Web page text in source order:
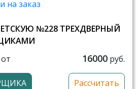
№228 ТРЕХДВЕРНЫЙ
16000 руб.
Рассчитать